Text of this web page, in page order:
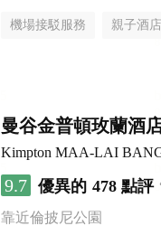
機場接駁服務 親子酒店
曼谷金普頓玫蘭酒
Kimpton MAA-LAI
9.7 優異的 478 點評
靠近倫披尼公園